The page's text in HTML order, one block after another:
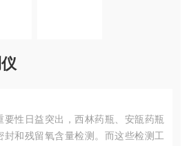
要性日益突出，西林药瓶、安瓿药瓶
封和残留氧含量检测。而这些检测工